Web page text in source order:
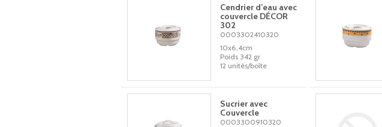
Cendrier d’eau avec
couvercle DÉCOR
302
0003302410320
10x6,4cm
Poids 342 gr
12 unités/boîte
Sucrier avec
Couvercle
0003300910320